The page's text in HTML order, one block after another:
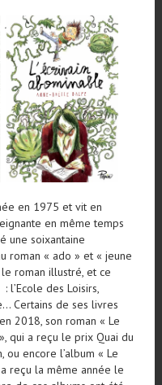
en 1975 et vit en
en même temps
une soixantaine
roman « ado » et « jeune
roman illustré, et ce
l’Ecole des Loisirs,
Certains de ses livres
2018, son roman « Le
qui a reçu le prix Quai du
encore l’album « Le
reçu la même année le